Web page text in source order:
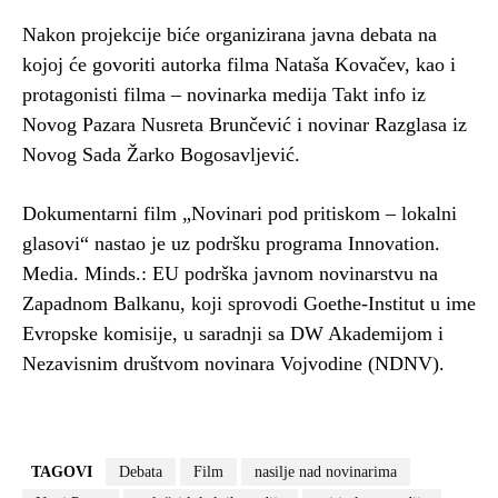
Nakon projekcije biće organizirana javna debata na
kojoj će govoriti autorka filma Nataša Kovačev, kao i
protagonisti filma – novinarka medija Takt info iz
Novog Pazara Nusreta Brunčević i novinar Razglasa iz
Novog Sada Žarko Bogosavljević.
Dokumentarni film „Novinari pod pritiskom – lokalni
glasovi“ nastao je uz podršku programa Innovation.
Media. Minds.: EU podrška javnom novinarstvu na
Zapadnom Balkanu, koji sprovodi Goethe-Institut u ime
Evropske komisije, u saradnji sa DW Akademijom i
Nezavisnim društvom novinara Vojvodine (NDNV).
TAGOVI Debata Film
nasilje nad novinarima